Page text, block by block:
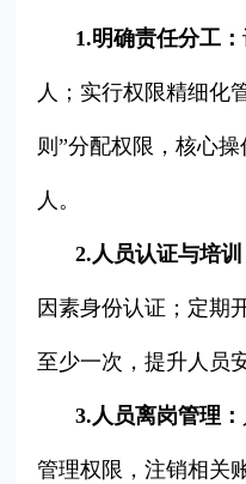
1.明确责任分工：
人；实行权限精细化
则”分配权限，核心
人。
2.人员认证与培
因素身份认证；定期
至少一次，提升人员
3.人员离岗管理：
管理权限，注销相关